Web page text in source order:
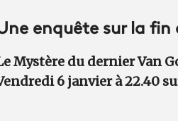
enquête sur la fin
Mystère du dernier Van
6 janvier à 22.40